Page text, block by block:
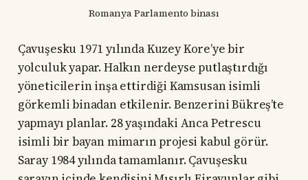
Romanya Parlamento binası
Çavuşesku 1971 yılında Kuzey Kore’ye bir
yolculuk yapar. Halkın nerdeyse putlaştırdığı
yöneticilerin inşa ettirdiği Kamsusan isimli
görkemli binadan etkilenir. Benzerini Bükreş’te
yapmayı planlar. 28 yaşındaki Anca Petrescu
isimli bir bayan mimarın projesi kabul görür.
Saray 1984 yılında tamamlanır. Çavuşesku